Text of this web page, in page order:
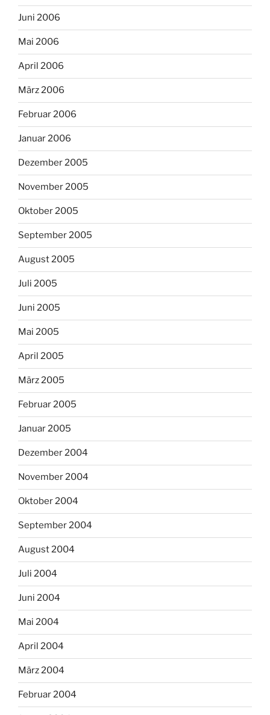
Juni 2006
Mai 2006
April 2006
März 2006
Februar 2006
Januar 2006
Dezember 2005
November 2005
Oktober 2005
September 2005
August 2005
Juli 2005
Juni 2005
Mai 2005
April 2005
März 2005
Februar 2005
Januar 2005
Dezember 2004
November 2004
Oktober 2004
September 2004
August 2004
Juli 2004
Juni 2004
Mai 2004
April 2004
März 2004
Februar 2004